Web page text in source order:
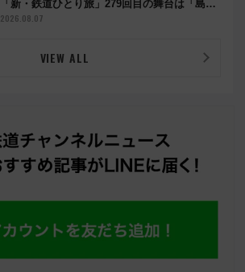
「新・鉄道ひとり旅」279回目の舞台は「島原
鉄道」
2026.08.07
VIEW ALL